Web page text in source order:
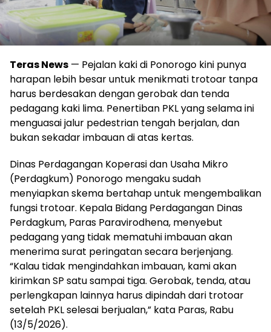
Teras News — Pejalan kaki di Ponorogo kini punya
harapan lebih besar untuk menikmati trotoar tanpa
harus berdesakan dengan gerobak dan tenda
pedagang kaki lima. Penertiban PKL yang selama ini
menguasai jalur pedestrian tengah berjalan, dan
bukan sekadar imbauan di atas kertas.
Dinas Perdagangan Koperasi dan Usaha Mikro
(Perdagkum) Ponorogo mengaku sudah
menyiapkan skema bertahap untuk mengembalikan
fungsi trotoar. Kepala Bidang Perdagangan Dinas
Perdagkum, Paras Paravirodhena, menyebut
pedagang yang tidak mematuhi imbauan akan
menerima surat peringatan secara berjenjang.
“Kalau tidak mengindahkan imbauan, kami akan
kirimkan SP satu sampai tiga. Gerobak, tenda, atau
perlengkapan lainnya harus dipindah dari trotoar
setelah PKL selesai berjualan,” kata Paras, Rabu
(13/5/2026).